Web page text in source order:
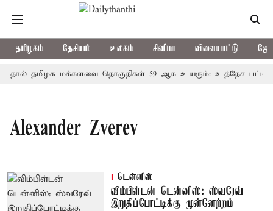
தமிழகம் தேசியம் உலகம் சினிமா விளையாட்டு
தமிழக மக்களவை தொகுதிகள் 59 ஆக உயரும்: உத்தேச
Alexander Zverev
டென்னிஸ்
விம்பிள்டன் டென்னிஸ்: ஸ்வரேவ்
இறுதிப்போட்டிக்கு முன்னேற்றம்